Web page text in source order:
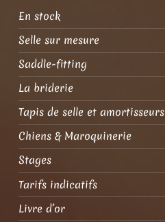
En stock
Selle sur mesure
Saddle-fitting
La briderie
Tapis de selle et amortisseurs
Chiens & Maroquinerie
Stages
Tarifs indicatifs
Livre d’or